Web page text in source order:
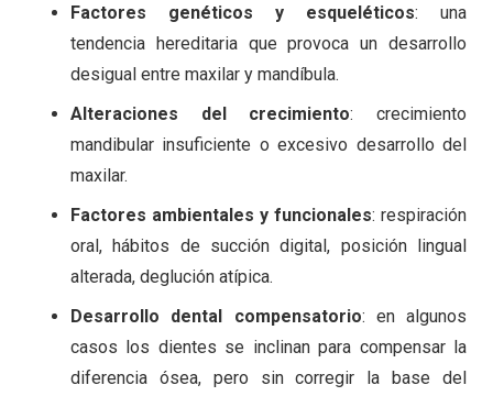
Factores genéticos y esqueléticos: una
tendencia hereditaria que provoca un desarrollo
desigual entre maxilar y mandíbula.
Alteraciones del crecimiento: crecimiento
mandibular insuficiente o excesivo desarrollo del
maxilar.
Factores ambientales y funcionales: respiración
oral, hábitos de succión digital, posición lingual
alterada, deglución atípica.
Desarrollo dental compensatorio: en algunos
casos los dientes se inclinan para compensar la
diferencia ósea, pero sin corregir la base del